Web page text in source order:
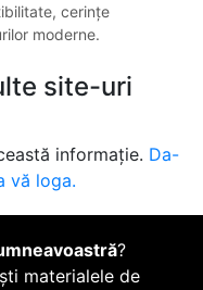
cerințe
moderne.
site-uri
informație. Da-
vă loga.
?
materialele de